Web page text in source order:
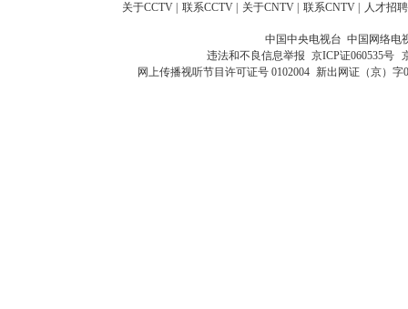
关于CCTV 联系CCTV 关于CNTV 联系CNTV 人才招聘
中国中央电视台 中国网络电
违法和不良信息举报 京ICP证060535号
网上传播视听节目许可证号 0102004 新出网证（京）